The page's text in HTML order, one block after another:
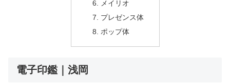
メイリオ
プレゼンス体
ポップ体
電子印鑑｜浅岡